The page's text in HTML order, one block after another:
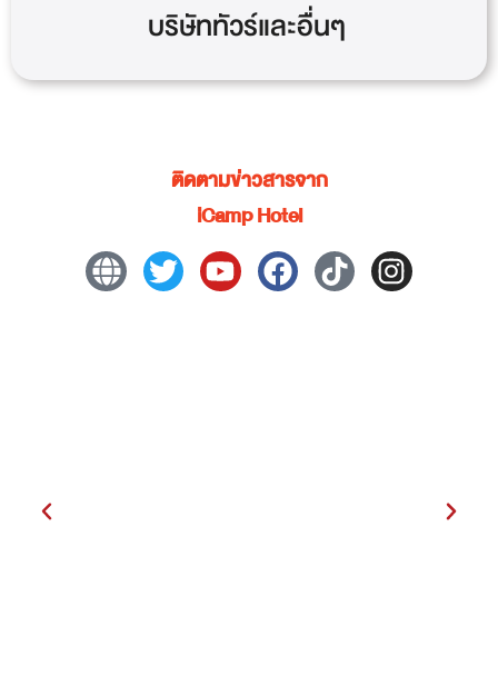
บริษัททัวร์และอื่นๆ
ติดตามข่าวสารจาก
iCamp Hotel